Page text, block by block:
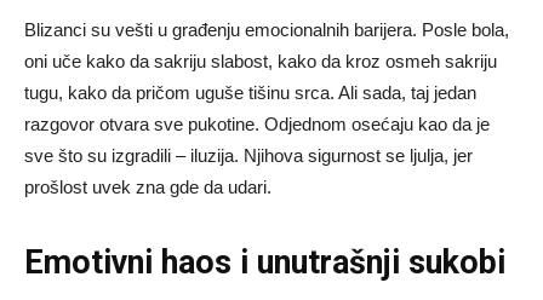
Blizanci su vešti u građenju emocionalnih barijera. Posle bola,
oni uče kako da sakriju slabost, kako da kroz osmeh sakriju
tugu, kako da pričom uguše tišinu srca. Ali sada, taj jedan
razgovor otvara sve pukotine. Odjednom osećaju kao da je
sve što su izgradili – iluzija. Njihova sigurnost se ljulja, jer
prošlost uvek zna gde da udari.
Emotivni haos i unutrašnji sukobi